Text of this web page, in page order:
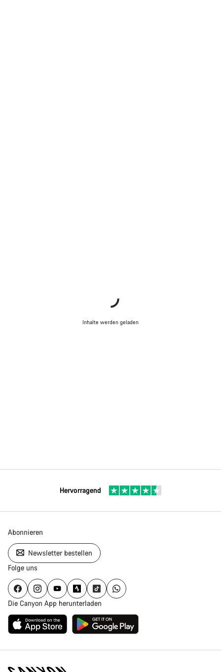
Inhalte werden geladen
Hervorragend
Abonnieren
Newsletter bestellen
Folge uns
Die Canyon App herunterladen